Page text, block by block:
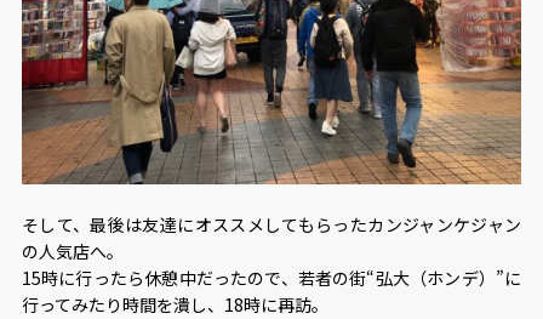
そして、最後は友達にオススメしてもらったカンジャンケジャン
の人気店へ。
15時に行ったら休憩中だったので、若者の街“弘大（ホンデ）”に
行ってみたり時間を潰し、18時に再訪。